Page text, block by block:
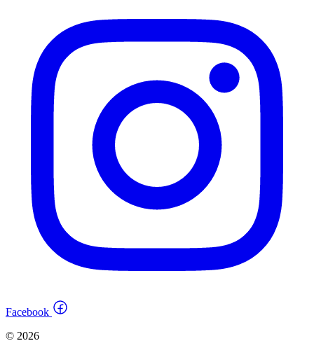
Facebook
© 2026